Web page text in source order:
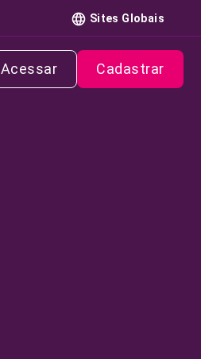
Sites Globais
Acessar Cadastrar